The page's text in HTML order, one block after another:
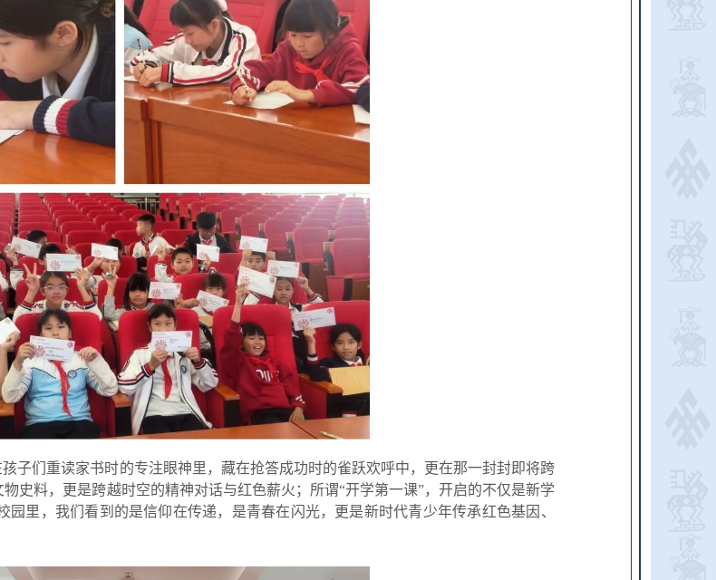
子们重读家书时的专注眼神里，藏在抢答成功时的雀跃欢呼中，更在那一封封即将跨
史料，更是跨越时空的精神对话与红色薪火；所谓“开学第一课”，开启的不仅是新学
里，我们看到的是信仰在传递，是青春在闪光，更是新时代青少年传承红色基因、